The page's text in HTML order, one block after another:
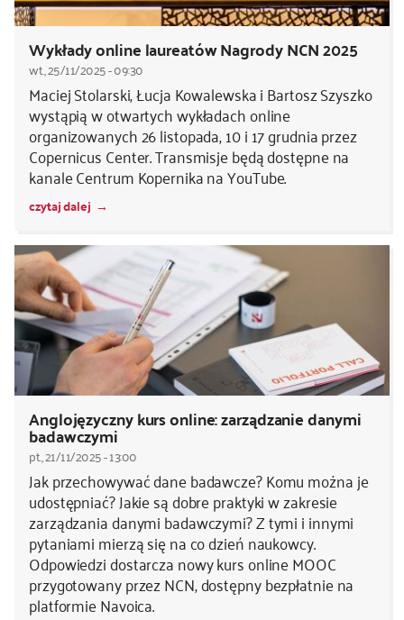
Wykłady online laureatów Nagrody NCN 2025
wt., 25/11/2025 - 09:30
Maciej Stolarski, Łucja Kowalewska i Bartosz Szyszko
wystąpią w otwartych wykładach online
organizowanych 26 listopada, 10 i 17 grudnia przez
Copernicus Center. Transmisje będą dostępne na
kanale Centrum Kopernika na YouTube.
czytaj dalej
Anglojęzyczny kurs online: zarządzanie danymi
badawczymi
pt., 21/11/2025 - 13:00
Jak przechowywać dane badawcze? Komu można je
udostępniać? Jakie są dobre praktyki w zakresie
zarządzania danymi badawczymi? Z tymi i innymi
pytaniami mierzą się na co dzień naukowcy.
Odpowiedzi dostarcza nowy kurs online MOOC
przygotowany przez NCN, dostępny bezpłatnie na
platformie Navoica.